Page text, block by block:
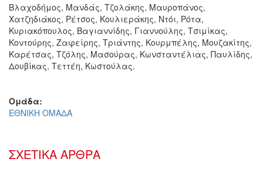
Βλαχοδήμος, Μανδάς, Τζολάκης, Μαυροπάνος,
Χατζηδιάκος, Ρέτσος, Κουλιεράκης, Ντόι, Ρότα,
Κυριακόπουλος, Βαγιαννίδης, Γιαννούλης, Τσιμίκας,
Κοντούρης, Ζαφείρης, Τριάντης, Κουρμπέλης, Μουζακίτης,
Καρέτσας, Τζόλης, Μασούρας, Κωνσταντέλιας, Παυλίδης,
Δουβίκας, Τεττέη, Κωστούλας.
Ομάδα:
ΕΘΝΙΚΗ ΟΜΑΔΑ
ΣΧΕΤΙΚΑ ΑΡΘΡΑ